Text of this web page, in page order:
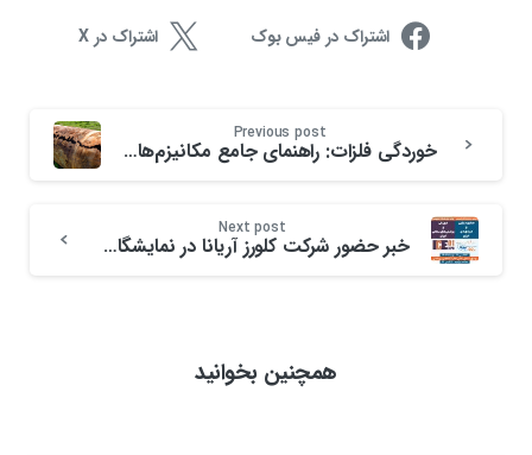
اشتراک در فیس بوک اشتراک در X
Previous post
خوردگی فلزات: راهنمای جامع مکانیزم‌ها و روش‌های کنترل
Next post
خبر حضور شرکت کلورز آریانا در نمایشگاه تخصصی بوشهر
همچنین بخوانید